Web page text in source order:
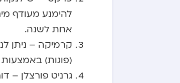
להימנע מעודף
אחת לשנה.
קרמיקה – ניתן
(פוגות)
גרניט פורצלן –